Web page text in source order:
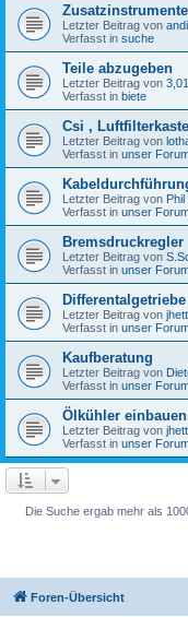
Zusatzinstrumente
Letzter Beitrag von
Verfasst in suche
Teile abzugeben
Letzter Beitrag von
Verfasst in biete
Csi ,
Letzter Beitrag von
Verfasst in unser
Letzter Beitrag von Phil
Verfasst in unser
Bremsdruckregler
Letzter Beitrag von
Verfasst in unser
Letzter Beitrag von
Verfasst in unser
Kaufberatung
Letzter Beitrag von
Verfasst in unser
Ölkühler einbauen
Letzter Beitrag von
Verfasst in unser
Die Suche ergab mehr als
Foren-Übersicht